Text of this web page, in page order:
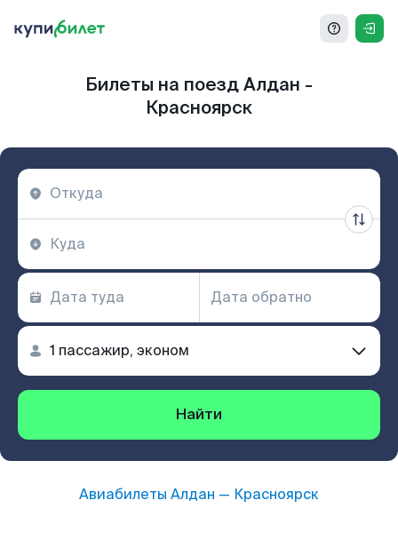
Билеты на поезд Алдан -
Красноярск
Найти
Авиабилеты Алдан — Красноярск